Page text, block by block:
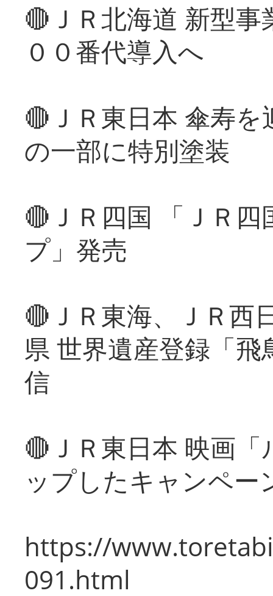
🔴ＪＲ北海道 新型
００番代導入へ
🔴ＪＲ東日本 傘寿
の一部に特別塗装
🔴ＪＲ四国 「ＪＲ
プ」発売
🔴ＪＲ東海、ＪＲ西
県 世界遺産登録「
信
🔴ＪＲ東日本 映画
ップしたキャンペー
https://
091.html